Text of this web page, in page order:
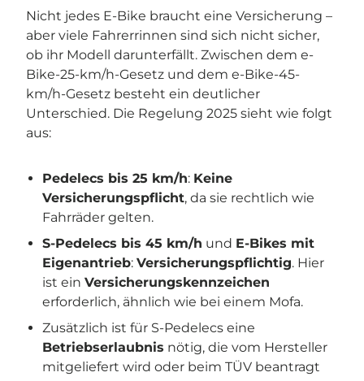
Nicht jedes E-Bike braucht eine Versicherung –
aber viele Fahrerrinnen sind sich nicht sicher,
ob ihr Modell darunterfällt. Zwischen dem e-
Bike-25-km/h-Gesetz und dem e-Bike-45-
km/h-Gesetz besteht ein deutlicher
Unterschied. Die Regelung 2025 sieht wie folgt
aus:
Pedelecs bis 25 km/h: Keine
Versicherungspflicht, da sie rechtlich wie
Fahrräder gelten.
S-Pedelecs bis 45 km/h und E-Bikes mit
Eigenantrieb: Versicherungspflichtig. Hier
ist ein Versicherungskennzeichen
erforderlich, ähnlich wie bei einem Mofa.
Zusätzlich ist für S-Pedelecs eine
Betriebserlaubnis nötig, die vom Hersteller
mitgeliefert wird oder beim TÜV beantragt